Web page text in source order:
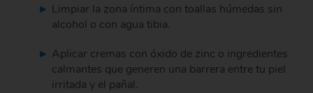
Limpiar la zona íntima con toallas húmedas sin
alcohol o con agua tibia.
Aplicar cremas con óxido de zinc o ingredientes
calmantes que generen una barrera entre tu piel
irritada y el pañal.